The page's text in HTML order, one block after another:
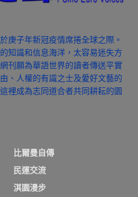
庚子年新冠疫情席捲全球之際。
知識和信息海洋，太容易迷失方
刊願為華語世界的讀者傳送平實
、人權的有識之士及愛好文藝的
裡成為志同道合者共同耕耘的園
比爾曼自傳
民運交流
淇園漫步